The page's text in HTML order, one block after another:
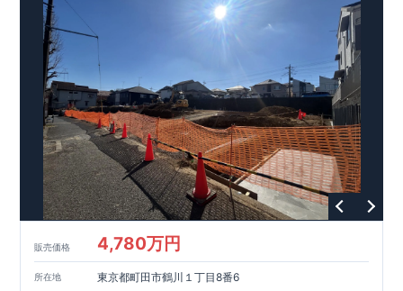
リア！①耐震性②劣化対策③維持管理性④住戸面積⑤省エネル
ギー性⑥居住環境⑦維持保全管理
そのほかの魅力として、住宅ローン金利優遇、固定資産税の減
税、中古市場での売却時にも有利です。
住宅性能評価ダブル
取得
「設計」と「建設」のダブルで性
能を評価されています！図面を第三者機関へ提出します。外部
評価委員が建設中に3回、竣工時に1回の現場検査が行われま
す。構造の安定、劣化の軽減、維持管理への配慮、温熱環境・
エネルギー消費量（断熱等性能）の必須4分野、空気環境で、最
高等級取得！ ■ 耐震等級3 もっと詳しく 東栄住宅の建物
は、国が定めた耐震最高等級3を取得。建築基準法に定められ
た、｢数百年に一度発生する地震に対して、倒壊、崩壊しない｣
という基準から、さらに1.5倍の耐震力を達成しています。
風等級2 災害時の損傷の受けにくさを評価されています。建築
1.2倍の暴風に対しても損傷を生じないことで耐風最高等級
取得しています。 ■自社一貫体制もっと詳しく 東栄住宅は土
地の仕入れ、設計、施工、販売、メンテナンスまで、すべての
当社こだわりの空間アイディアをショート動画で
ご紹介しています。ここをクリック
販売価格 4,780万円
所在地 東京都町田市鶴川１丁目8番6